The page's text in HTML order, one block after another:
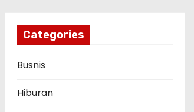
Categories
Busnis
Hiburan